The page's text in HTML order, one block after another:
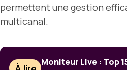
permettent une gestion
multicanal.
Moniteur Live : Top